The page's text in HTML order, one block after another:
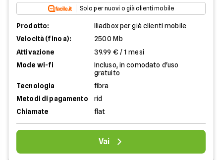
Solo per nuovi o già clienti mobile
Prodotto:
Iliadbox per già clienti mobile
Velocità (fino a):
2500 Mb
Attivazione
39.99 € / 1 mesi
Mode wi-fi
Incluso, in comodato d'uso
gratuito
Tecnologia
fibra
Metodi di pagamento
rid
Chiamate
flat
Vai